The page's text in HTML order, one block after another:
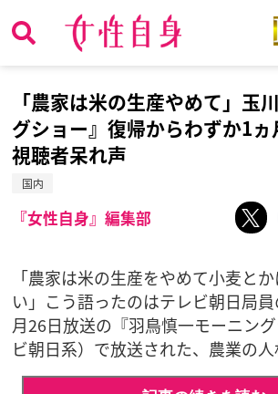
「農家は米の生産やめて」玉
グショー』復帰からわずか1ヵ
視聴者呆れ声
国内
『女性自身』編集部
「農家は米の生産をやめて小麦と
い」こう語ったのはテレビ朝日局
月26日放送の『羽鳥慎一モーニン
ビ朝日系）で放送された、農業の